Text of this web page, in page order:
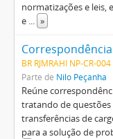
normatizações e leis,
e ... »
BR RJMRAHI NP-CR-004
Parte de Nilo Peçanha
Reúne
tratando de questões
transferências de
para a solução de